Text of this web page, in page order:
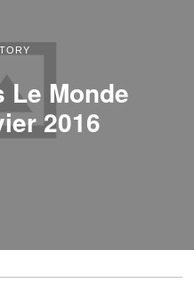
Monde
2016